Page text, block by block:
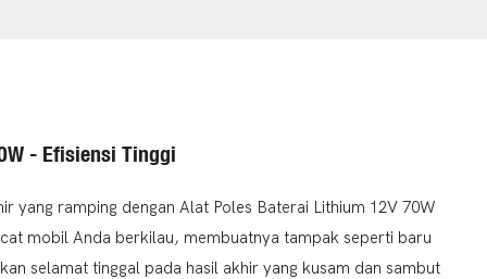
- Efisiensi Tinggi
yang ramping dengan Alat Poles Baterai Lithium 12V 70W
mobil Anda berkilau, membuatnya tampak seperti baru
selamat tinggal pada hasil akhir yang kusam dan sambut